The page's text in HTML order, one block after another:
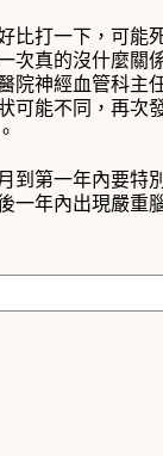
比打一下，可能
次真的沒什麼關
院神經血管科主
可能不同，再次
到第一年內要特
一年內出現嚴重